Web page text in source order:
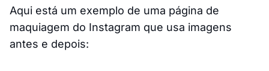
Aqui está um exemplo de uma página de
maquiagem do Instagram que usa imagens
antes e depois: